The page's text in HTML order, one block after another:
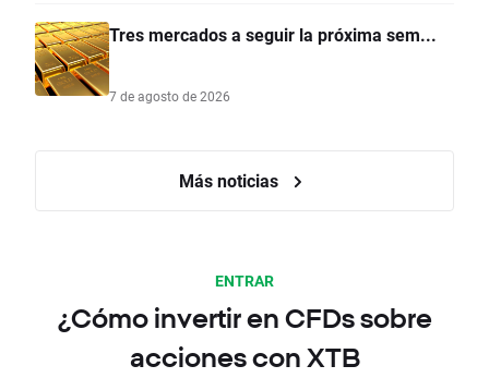
Tres mercados a seguir la próxima sem...
7 de agosto de 2026
Más noticias
ENTRAR
¿Cómo invertir en CFDs sobre
acciones con XTB